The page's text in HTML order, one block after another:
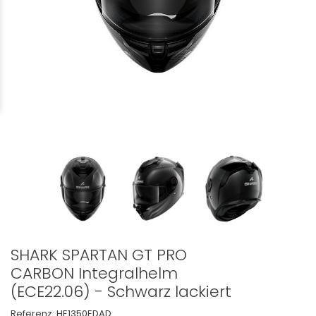
SHARK SPARTAN GT PRO
CARBON Integralhelm
(ECE22.06) - Schwarz lackiert
Referenz: HE1350EDAD